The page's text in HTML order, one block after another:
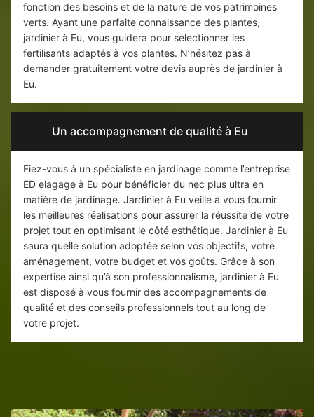
fonction des besoins et de la nature de vos patrimoines
verts. Ayant une parfaite connaissance des plantes,
jardinier à Eu, vous guidera pour sélectionner les
fertilisants adaptés à vos plantes. N’hésitez pas à
demander gratuitement votre devis auprès de jardinier à
Eu.
Un accompagnement de qualité à Eu
Fiez-vous à un spécialiste en jardinage comme l’entreprise
ED elagage à Eu pour bénéficier du nec plus ultra en
matière de jardinage. Jardinier à Eu veille à vous fournir
les meilleures réalisations pour assurer la réussite de votre
projet tout en optimisant le côté esthétique. Jardinier à Eu
saura quelle solution adoptée selon vos objectifs, votre
aménagement, votre budget et vos goûts. Grâce à son
expertise ainsi qu’à son professionnalisme, jardinier à Eu
est disposé à vous fournir des accompagnements de
qualité et des conseils professionnels tout au long de
votre projet.